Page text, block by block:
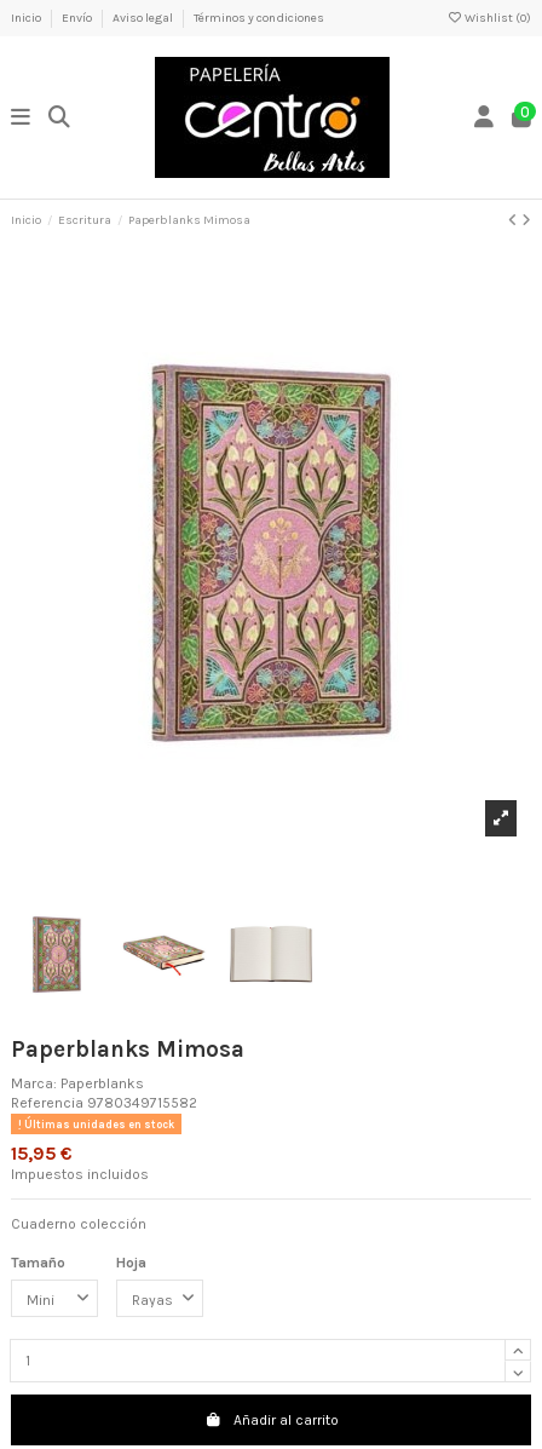
Inicio Envío Aviso legal Términos y condiciones Wishlist (0)
0
Inicio Escritura Paperblanks Mimosa
Paperblanks Mimosa
Marca: Paperblanks
Referencia 9780349715582
Últimas unidades en stock
15,95 €
Impuestos incluidos
Cuaderno colección
Tamaño Hoja
Añadir al carrito